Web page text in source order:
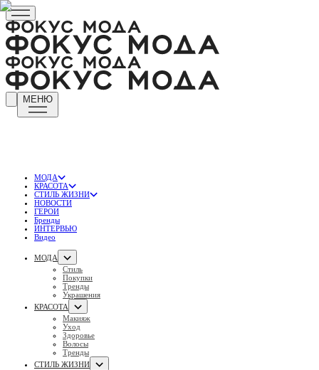
МЕНЮ
МОДА
КРАСОТА
СТИЛЬ ЖИЗНИ
НОВОСТИ
ГЕРОИ
Бренды
ИНТЕРВЬЮ
Видео
МОДА
Стиль
Покупки
Тренды
Украшения
КРАСОТА
Макияж
Уход
Здоровье
Волосы
Тренды
СТИЛЬ ЖИЗНИ